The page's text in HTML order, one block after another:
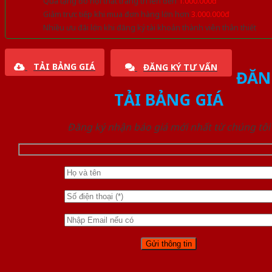
Giảm trực tiếp khi mua đơn hàng lớn hơn 3.000.000đ
Nhiều ưu đãi lớn khi đăng ký tài khoản thành viên thân thiết
TẢI BẢNG GIÁ ĐĂNG KÝ TƯ VẤN
TẢI BẢNG GIÁ
Đăng ký nhận báo giá mới nhất từ chúng tôi